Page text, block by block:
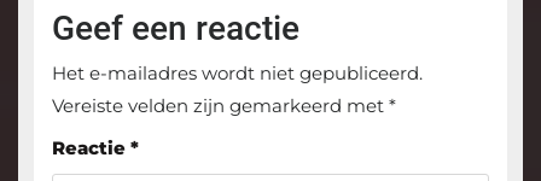
Geef een reactie
Het e-mailadres wordt niet gepubliceerd.
Vereiste velden zijn gemarkeerd met *
Reactie *